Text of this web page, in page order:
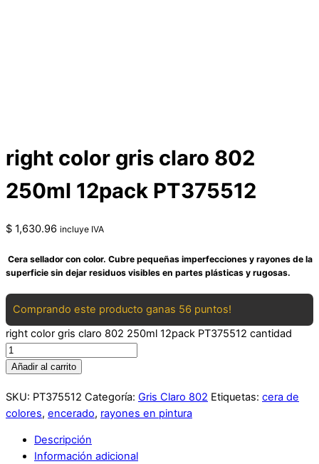
right color gris claro 802
250ml 12pack PT375512
$ 1,630.96 incluye IVA
Cera sellador con color. Cubre pequeñas imperfecciones y rayones de la
superficie sin dejar residuos visibles en partes plásticas y rugosas.
Comprando este producto ganas 56 puntos!
right color gris claro 802 250ml 12pack PT375512 cantidad
Añadir al carrito
SKU: PT375512 Categoría: Gris Claro 802 Etiquetas: cera de
colores, encerado, rayones en pintura
Descripción
Información adicional